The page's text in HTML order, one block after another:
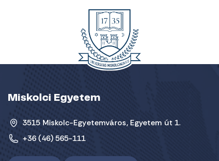
Miskolci Egyetem
3515 Miskolc-Egyetemváros, Egyetem út 1.
+36 (46) 565-111